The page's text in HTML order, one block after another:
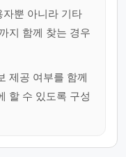
자뿐 아니라 기타
지 함께 찾는 경우
제공 여부를 함께
할 수 있도록 구성